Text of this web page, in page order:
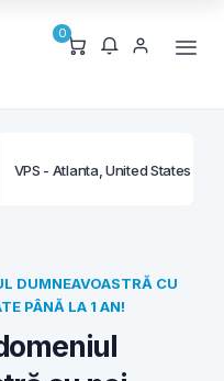
0
VPS - Atlanta, United States
DUMNEAVOASTRĂ CU
PÂNĂ LA 1 AN!